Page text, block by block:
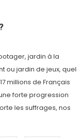
jardin à la
ou jardin de jeux, quel
millions de Français
forte progression
les suffrages, nos